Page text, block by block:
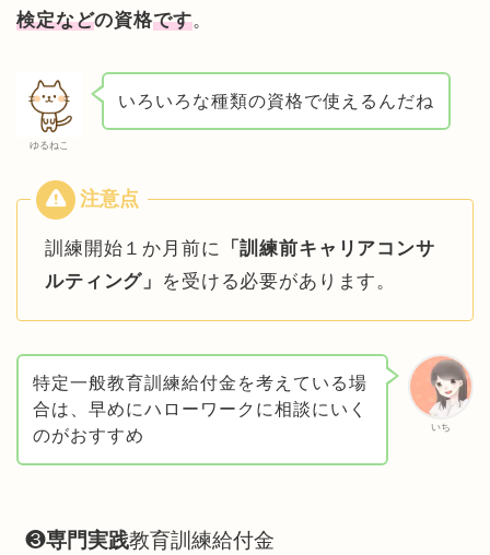
検定などの資格です。
ゆるねこ
いろいろな種類の資格で使えるんだね
訓練開始１か月前に 「訓練前キャリアコンサ
ルティング」
を受ける必要があります。
いち
特定一般教育訓練給付金を考えている場
合は、早めにハローワークに相談にいく
のがおすすめ
❸専門実践教育訓練給付金